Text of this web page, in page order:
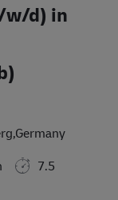
w/d) in
7.5